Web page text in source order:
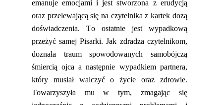
emanuje emocjami i jeststworzona z erudycją
oraz przelewającą się na czytelnika z kartekdozą
doświadczenia. To ostatnie jest wypadkową
przeżyć samejPisarki.Jak zdradza czytelnikom,
doznała traum spowodowanych samobójczą
śmiercią ojca a następnie wypadkiem partnera,
który musiał walczyć o życie orazzdrowie.
Towarzyszyła mu w tym, zmagając się